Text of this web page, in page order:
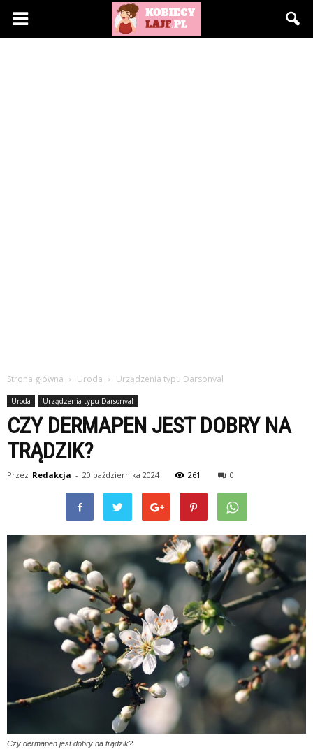
KobiecyLajf.pl
Strona główna Uroda Urządzenia typu Darsonval
Uroda Urządzenia typu Darsonval
CZY DERMAPEN JEST DOBRY NA
TRĄDZIK?
Przez Redakcja - 20 października 2024 261 0
Czy dermapen jest dobry na trądzik?